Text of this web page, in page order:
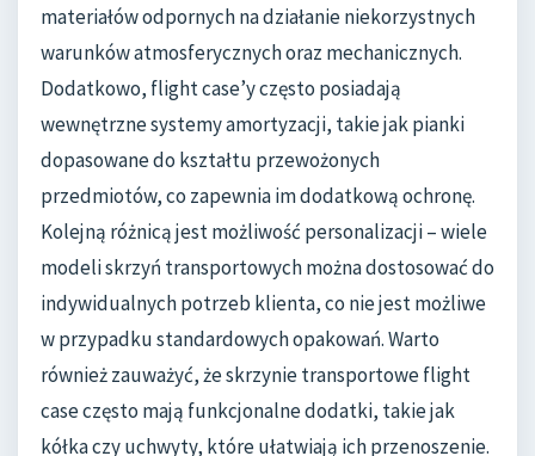
materiałów odpornych na działanie niekorzystnych
warunków atmosferycznych oraz mechanicznych.
Dodatkowo, flight case’y często posiadają
wewnętrzne systemy amortyzacji, takie jak pianki
dopasowane do kształtu przewożonych
przedmiotów, co zapewnia im dodatkową ochronę.
Kolejną różnicą jest możliwość personalizacji – wiele
modeli skrzyń transportowych można dostosować do
indywidualnych potrzeb klienta, co nie jest możliwe
w przypadku standardowych opakowań. Warto
również zauważyć, że skrzynie transportowe flight
case często mają funkcjonalne dodatki, takie jak
kółka czy uchwyty, które ułatwiają ich przenoszenie.